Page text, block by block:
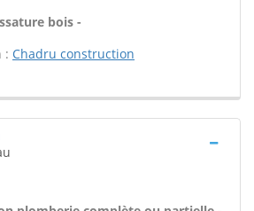
bois -
: Chadru construction